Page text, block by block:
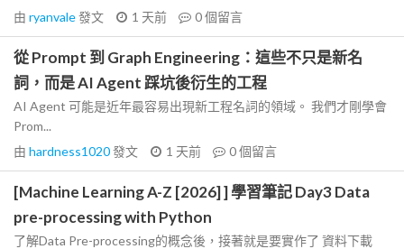
由 ryanvale發文 1 天前 0個留言
從 Prompt 到 Graph Engineering：這些不只是新名
詞，而是 AI Agent 踩坑後衍生的工程
AI Agent 可能是近年最容易出現新工程名詞的領域。 我們才剛學會
Prom...
由 hardness1020發文 1 天前 0個留言
[Machine Learning A-Z [2026] ] 學習筆記 Day3 Data
pre-processing with Python
了解Data Pre-processing的概念後，接著就是要實作了 資料下載